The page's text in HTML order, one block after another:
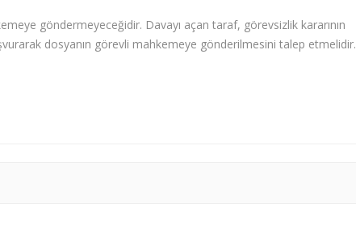
göndermeyeceğidir. Davayı açan taraf, görevsizlik kararının
dosyanın görevli mahkemeye gönderilmesini talep etmelidir.